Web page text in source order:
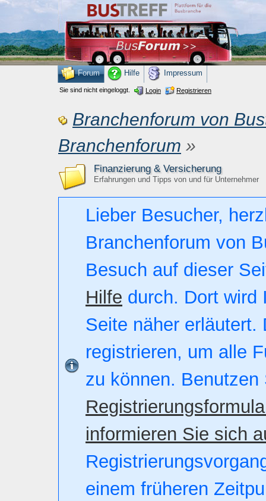
Forum Hilfe Impressum
Sie sind nicht eingeloggt. Login Registrieren
Branchenforum von
Branchenforum »
Finanzierung & Versicherung
Erfahrungen und Tipps von und für Unternehmer
Lieber Besucher,
Branchenforum von
Besuch auf dieser
Hilfe durch. Dort wird
Seite näher erläutert.
registrieren, um alle
zu können. Benutzen
informieren Sie sich
einem früheren